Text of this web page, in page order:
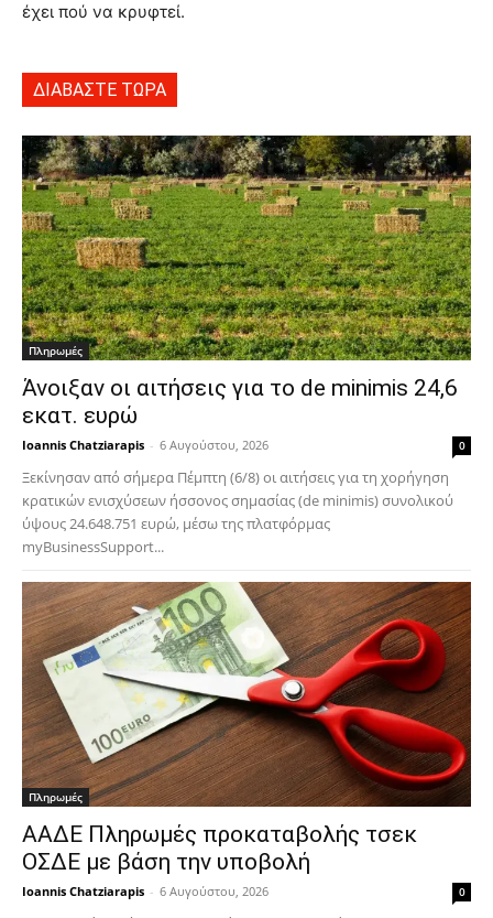
έχει πού να κρυφτεί.
ΔΙΑΒΑΣΤΕ ΤΩΡΑ
Πληρωμές
Άνοιξαν οι αιτήσεις για το de minimis 24,6
εκατ. ευρώ
Ioannis Chatziarapis - 6 Αυγούστου, 2026 0
Ξεκίνησαν από σήμερα Πέμπτη (6/8) οι αιτήσεις για τη χορήγηση
κρατικών ενισχύσεων ήσσονος σημασίας (de minimis) συνολικού
ύψους 24.648.751 ευρώ, μέσω της πλατφόρμας
myBusinessSupport...
Πληρωμές
ΑΑΔΕ Πληρωμές προκαταβολής τσεκ
ΟΣΔΕ με βάση την υποβολή
Ioannis Chatziarapis - 6 Αυγούστου, 2026 0